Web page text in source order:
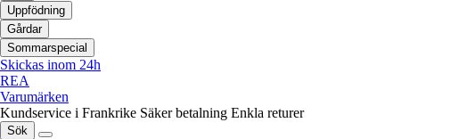
Uppfödning
Gårdar
Sommarspecial
Skickas inom 24h
REA
Varumärken
Kundservice i Frankrike Säker betalning Enkla returer
Sök